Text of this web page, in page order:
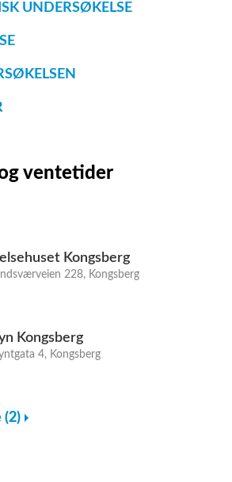
UNDERSØKELSE
ventetider
Kongsberg
228, Kongsberg
Kongsberg
4, Kongsberg
(2)